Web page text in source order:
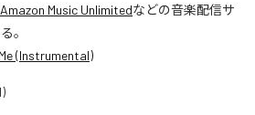
Amazon Music Unlimitedなどの音楽配信サ
。
(Instrumental)